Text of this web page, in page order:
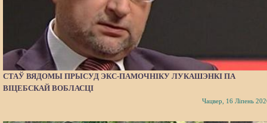
СТАЎ ВЯДОМЫ ПРЫСУД ЭКС-ПАМОЧНІКУ ЛУКАШЭНКІ ПА
ВІЦЕБСКАЙ ВОБЛАСЦІ
Чацвер, 16 Ліпень